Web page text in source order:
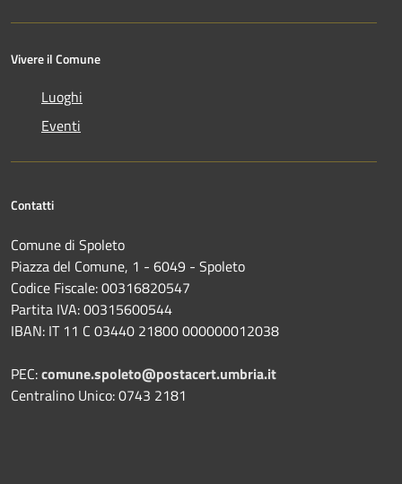
Vivere il Comune
Luoghi
Eventi
Contatti
Comune di Spoleto
Piazza del Comune, 1 - 6049 - Spoleto
Codice Fiscale: 00316820547
Partita IVA: 00315600544
IBAN: IT 11 C 03440 21800 000000012038
PEC:comune.spoleto@postacert.umbria.it
Centralino Unico: 0743 2181